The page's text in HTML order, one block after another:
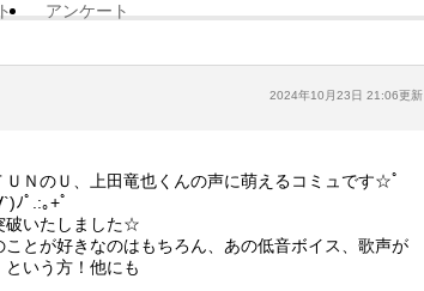
アンケート
2024年10月23日 21:06更新
ＵＮのＵ、上田竜也くんの声に萌えるコミュです☆ﾟ
ﾉﾟ.:｡+ﾟ
破いたしました☆
ことが好きなのはもちろん、あの低音ボイス、歌声が
という方！他にも